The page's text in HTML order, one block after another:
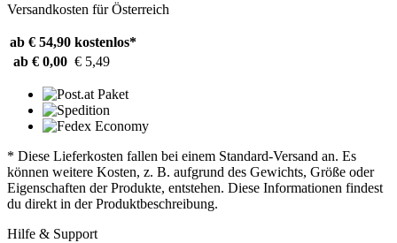
Versandkosten für Österreich
ab € 54,90 kostenlos*
ab € 0,00 € 5,49
* Diese Lieferkosten fallen bei einem Standard-Versand an. Es
können weitere Kosten, z. B. aufgrund des Gewichts, Größe oder
Eigenschaften der Produkte, entstehen. Diese Informationen findest
du direkt in der Produktbeschreibung.
Hilfe & Support